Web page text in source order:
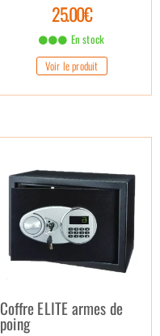
25.00€
En stock
Voir le produit
Coffre ELITE armes de
poing